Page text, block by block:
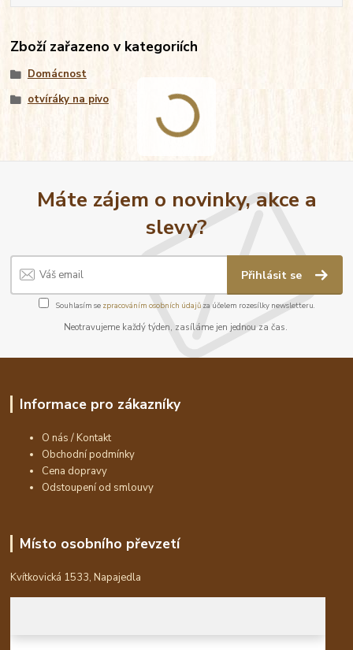
Zboží zařazeno v kategoriích
Domácnost
otvíráky na pivo
Máte zájem o novinky, akce a
slevy?
Přihlásit se
Souhlasím se zpracováním osobních údajůza účelem rozesílky newsletteru.
Neotravujeme každý týden, zasíláme jen jednou za čas.
Informace pro zákazníky
O nás / Kontakt
Obchodní podmínky
Cena dopravy
Odstoupení od smlouvy
Místo osobního převzetí
Kvítkovická 1533, Napajedla